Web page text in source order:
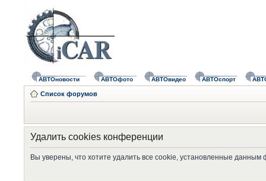
АВТОновости АВТОфото АВТОвидео АВТОспорт
Список форумов
Удалить cookies конференции
Вы уверены, что хотите удалить все cookie, установленные